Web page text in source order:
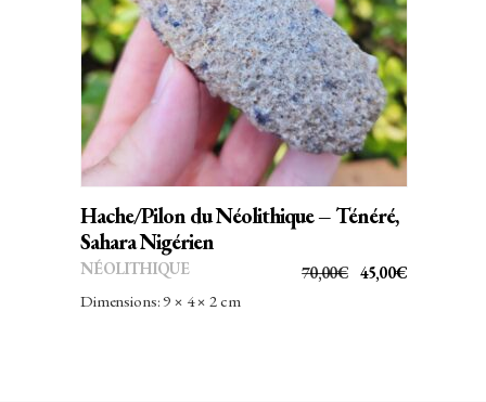
AJOUTER AU PANIER
Hache/Pilon du Néolithique – Ténéré,
Sahara Nigérien
70,00€ LE
45,00€LE
NÉOLITHIQUE
Dimensions: 9 × 4 × 2 cm